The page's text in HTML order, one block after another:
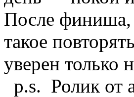
После финиша,
такое
уверен только
p.s. Ролик от